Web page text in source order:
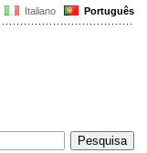
Italiano Português